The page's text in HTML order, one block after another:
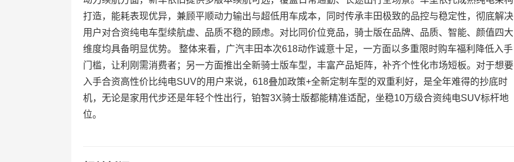
打造，能耗表现优异，兼顾平顺动力输出与超低用车成本，同时传承丰田极致的品控与稳定性，彻底解决
用户对合资纯电车型续航虚、品质不稳的顾虑。对比同价位竞品，骑士版在品牌、品质、智能、颜值四大
维度均具备明显优势。 整体来看，广汽丰田本次618动作诚意十足，一方面以多重限时购车福利降低入手
门槛，让利刚需消费者；另一方面推出全新骑士版车型，丰富产品矩阵，补齐个性化市场短板。对于想要
入手合资高性价比纯电SUV的用户来说，618叠加政策+全新定制车型的双重利好，是全年难得的抄底时
机，无论是家用代步还是年轻个性出行，铂智3X骑士版都能精准适配，坐稳10万级合资纯电SUV标杆地
位。